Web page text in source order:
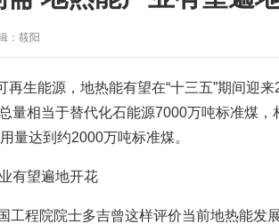
：筱阳
生能源，地热能有望在“十三五”期间迎
量相当于替代化石能源7000万吨标准煤，
量达到约2000万吨标准煤。
有望遍地开花
工程院院士多吉曾这样评价当前地热能发